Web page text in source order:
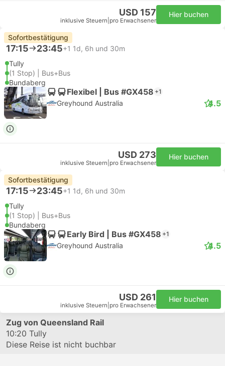
USD 157
inklusive Steuern pro Erwachsener
Hier buchen
Sofortbestätigung
17:15 23:45+1 1d, 6h und 30m
Tully
(1 Stop) | Bus+Bus
Bundaberg
Flexibel | Bus #GX458 +1
Greyhound Australia 4.5
USD 273
inklusive Steuern pro Erwachsener
Hier buchen
Sofortbestätigung
17:15 23:45+1 1d, 6h und 30m
Tully
(1 Stop) | Bus+Bus
Bundaberg
Early Bird | Bus #GX458 +1
Greyhound Australia 4.5
USD 261
inklusive Steuern pro Erwachsener
Hier buchen
Zug von Queensland Rail
10:20 Tully
Diese Reise ist nicht buchbar